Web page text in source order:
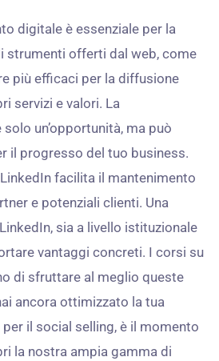
digitale è essenziale per la
strumenti offerti dal web, come
più efficaci per la diffusione
servizi e valori. La
un’opportunità, ma può
il progresso del tuo business.
facilita il mantenimento
e potenziali clienti. Una
sia a livello istituzionale
vantaggi concreti. I corsi su
di sfruttare al meglio queste
ancora ottimizzato la tua
il social selling, è il momento
la nostra ampia gamma di